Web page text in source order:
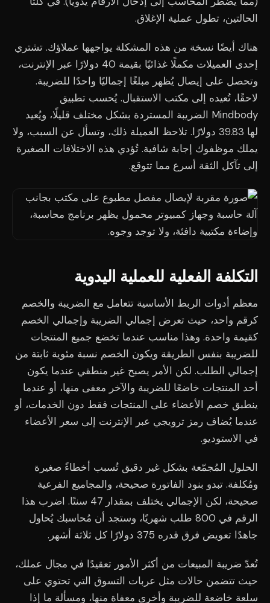
الحالتين، تطول عملية الإغلاق.
هناك أيضًا نسخة من هذه المشكلة يواجهها عملاؤك. تشتري
إحدى العميلات مكملًا غذائيًا بقيمة 40 دولارًا عبر الإنترنت،
وتحصل على إيصال يُظهر مبلغًا إجماليًا واحدًا للضريبة.
لاحقًا، تُعيده إلى مكتب الاستقبال. يُحسب تطبيق
Mindbody الضريبة المستردة بشكل مختلف قليلًا، ويُعيد
لها 39.83 دولارًا. تلاحظ العميلة ذلك، وتسأل عن السبب، ولا
يملك موظفوك إجابة شافية. تُؤدي هذه الاختلافات الصغيرة
إلى تآكل الثقة أسرع مما تتوقع.
التكلفة الفعلية للعملية اليدوية
معظم أدوات الربط الأساسية تتعامل مع الضريبة والخصم
كرقم واحد، حيث تعرض إجمالي الضريبة وإجمالي الخصم
كقيمة واحدة. وهذا مناسب عندما تخضع جميع المنتجات
للضريبة بنفس الطريقة ويكون الخصم نسبة مئوية ثابتة من
إجمالي الطلب. لكن الأمر يصبح غير منطقي عندما يكون
أحد المنتجات خاضعًا للضريبة والآخر معفى منها، أو عندما
ينطبق خصم الأعضاء على المنتجات فقط دون الخدمات، أو
عندما يُضاف رمز ترويجي عبر الإنترنت إلى سعر الأعضاء
في الاستوديو.
الحلول المُجمّعة بشكل غير دقيق تُسبب أخطاءً صغيرة
ومُكلفة. تبدو بنود الفاتورة صحيحة، والمجاميع الفرعية
صحيحة، لكن الإجمالي يختلف بمقدار 47 سنتًا. اضرب هذا
الرقم في 800 طلب شهريًا، وستجد أن مُحاسبك يُحاول
جاهدًا تعويض فرق قدره 375 دولارًا كل ثلاثة أشهر.
تُعدّ ضريبة المبيعات من أكثر الأمور تعقيدًا في مجال عملك،
حيث تتضمن حالات مثل عربات التسوق التي تحتوي على
سلعة خاضعة للضريبة وأخرى معفاة منها، ومسألة ما إذا